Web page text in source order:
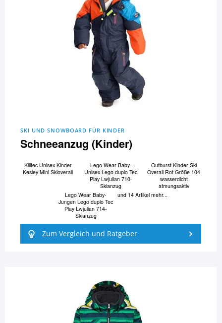
SKI UND SNOWBOARD FÜR KINDER
Schneeanzug (Kinder)
Killtec Unisex Kinder
Kesley Mini Skioverall
Lego Wear Baby-
Unisex Lego duplo Tec
Play Lwjulian 710-
Skianzug
Outburst Kinder Ski
Overall Rot Größe 104
wasserdicht
atmungsaktiv
Lego Wear Baby-
Jungen Lego duplo Tec
Play Lwjulian 714-
Skianzug
und 14 Artikel mehr...
Zum Vergleich und Ratgeber